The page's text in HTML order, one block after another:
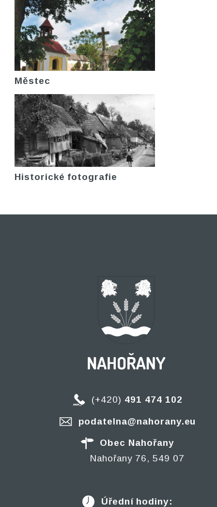
Městec
Historické fotografie
(+420) 491 474 102
podatelna@nahorany.eu
Obec Nahořany
Nahořany 76, 549 07
Úřední hodiny: